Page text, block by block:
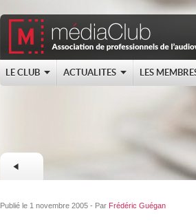
LE CLUB ACTUALITES LES
Publié le 1 novembre 2005 - Par Frédéric Guégan